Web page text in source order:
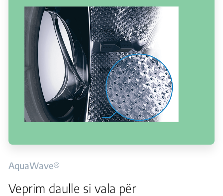
AquaWave®
Veprim daulle si vala për